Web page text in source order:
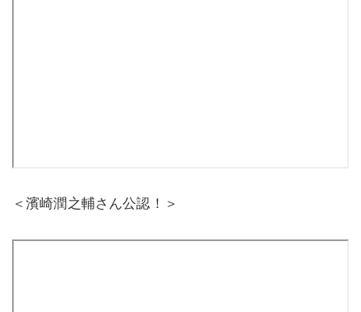
＜濱崎潤之輔さん公認！＞